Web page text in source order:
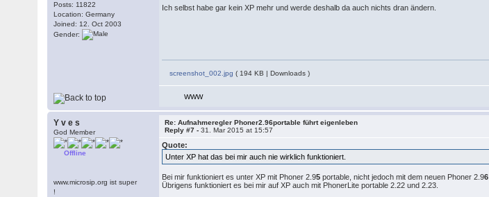
Posts: 11822
Location: Germany
Joined: 12. Oct 2003
Gender:
Ich selbst habe gar kein XP mehr und werde deshalb da auch nichts dran ändern.
screenshot_002.jpg ( 194 KB | Downloads )
WWW
Y v e s
God Member
Offline
www.microsip.org ist super
!
Re: Aufnahmeregler Phoner2.96portable führt eigenleben
Reply #7 -31. Mar 2015 at 15:57
Quote:
Unter XP hat das bei mir auch nie wirklich funktioniert.
Bei mir funktioniert es unter XP mit Phoner 2.95 portable, nicht jedoch mit dem neuen Phoner 2.96
Übrigens funktioniert es bei mir auf XP auch mit PhonerLite portable 2.22 und 2.23.